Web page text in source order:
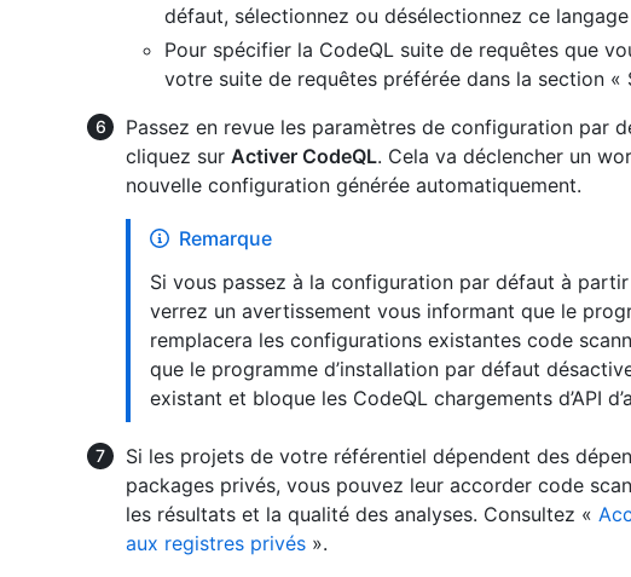
défaut, sélectionnez ou désélectionnez ce
Pour spécifier la CodeQL suite de requêtes que
votre suite de requêtes préférée dans la section «
Passez en revue les paramètres de configuration par
cliquez sur Activer CodeQL. Cela va déclencher un
nouvelle configuration générée automatiquement.
Remarque
Si vous passez à la configuration par défaut à
verrez un avertissement vous informant que le
remplacera les configurations existantes code
que le programme d’installation par défaut
existant et bloque les CodeQL chargements d’API
Si les projets de votre référentiel dépendent des
packages privés, vous pouvez leur accorder code
les résultats et la qualité des analyses. Consultez «
aux registres privés ».